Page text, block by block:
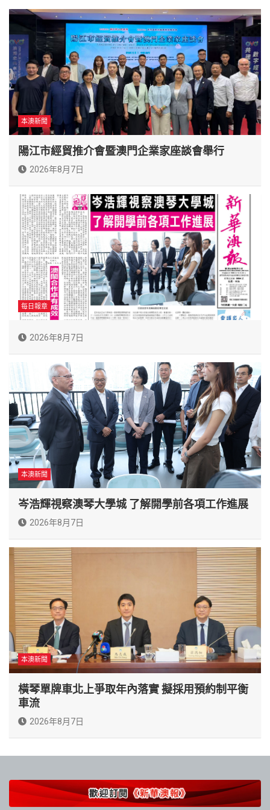
本澳新聞
陽江市經貿推介會暨澳門企業家座談會舉行
2026年8月7日
每日報章
2026年8月7日
本澳新聞
岑浩輝視察澳琴大學城 了解開學前各項工作進展
2026年8月7日
本澳新聞
橫琴單牌車北上爭取年內落實 擬採用預約制平衡
車流
2026年8月7日